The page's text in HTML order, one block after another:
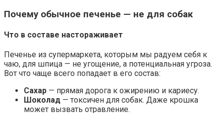
Почему обычное печенье — не для собак
Что в составе настораживает
Печенье из супермаркета, которым мы радуем себя к
чаю, для шпица — не угощение, а потенциальная угроза.
Вот что чаще всего попадает в его состав:
Сахар — прямая дорога к ожирению и кариесу.
Шоколад — токсичен для собак. Даже крошка
может вызвать отравление.